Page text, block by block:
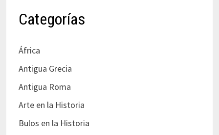
Categorías
África
Antigua Grecia
Antigua Roma
Arte en la Historia
Bulos en la Historia